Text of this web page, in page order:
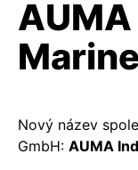
Nový název
GmbH: AUMA
Marine